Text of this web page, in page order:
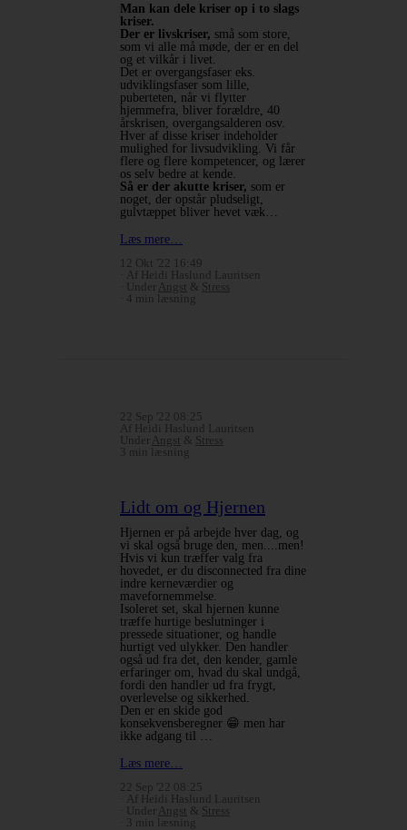
Man kan dele kriser op i to slags
kriser.
Der er livskriser, små som store,
som vi alle må møde, der er en del
og et vilkår i livet.
Det er overgangsfaser eks.
udviklingsfaser som lille,
puberteten, når vi flytter
hjemmefra, bliver forældre, 40
årskrisen, overgangsalderen osv.
Hver af disse kriser indeholder
mulighed for livsudvikling. Vi får
flere og flere kompetencer, og lærer
os selv bedre at kende.
Så er der akutte kriser, som er
noget, der opstår pludseligt,
gulvtæppet bliver hevet væk…
Læs mere…
12 Okt '22 16:49
Af Heidi Haslund Lauritsen
Under Angst & Stress
4 min læsning
22 Sep '22 08:25
Af Heidi Haslund Lauritsen
Under Angst & Stress
3 min læsning
Lidt om og Hjernen
Hjernen er på arbejde hver dag, og
vi skal også bruge den, men....men!
Hvis vi kun træffer valg fra
hovedet, er du disconnected fra dine
indre kerneværdier og
mavefornemmelse.
Isoleret set, skal hjernen kunne
træffe hurtige beslutninger i
pressede situationer, og handle
hurtigt ved ulykker. Den handler
også ud fra det, den kender, gamle
erfaringer om, hvad du skal undgå,
fordi den handler ud fra frygt,
overlevelse og sikkerhed.
Den er en skide god
konsekvensberegner 😁 men har
ikke adgang til …
Læs mere…
22 Sep '22 08:25
Af Heidi Haslund Lauritsen
Under Angst & Stress
3 min læsning